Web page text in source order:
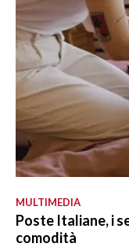
MULTIMEDIA
Poste Italiane, i
comodità